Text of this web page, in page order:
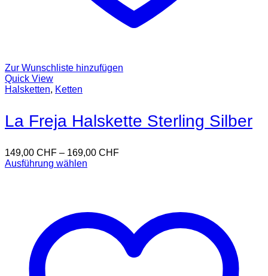
Zur Wunschliste hinzufügen
Quick View
Halsketten, Ketten
La Freja Halskette Sterling Silber
149,00 CHF – 169,00 CHF
Ausführung wählen